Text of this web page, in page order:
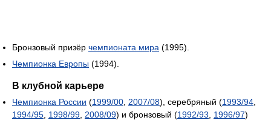
Бронзовый призёр чемпионата мира (1995).
Чемпионка Европы (1994).
В клубной карьере
Чемпионка России (1999/00 2007/08), серебряный (1993/94
1994/95 1998/99 2008/09) и бронзовый (1992/93 1996/97)